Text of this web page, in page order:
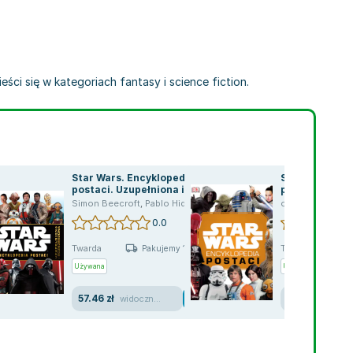
się w kategoriach fantasy i science fiction.
Carson,Adam Christopher,Zoraida Córdova,Delilah S. Dawson
Star Wars. Encyklopedia
postaci. Uzupełniona i
rozszerzona
Simon Beecroft, Pablo Hidalgo
0.0
Twarda Pakujemy 10.08
Używana
57.46 zł
Star Wars.
postaci.
uzupełnione
opracowanie
Twarda